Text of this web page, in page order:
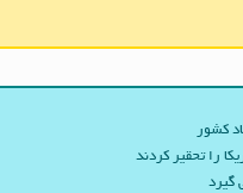
کشور
را تحقیر کردند
گیرد